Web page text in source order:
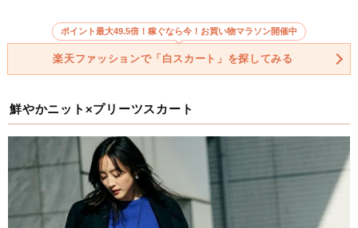
ポイント最大49.5倍！稼ぐなら今！お買い物マラソン開催中
楽天ファッションで「白スカート」を探してみる
鮮やかニット×プリーツスカート